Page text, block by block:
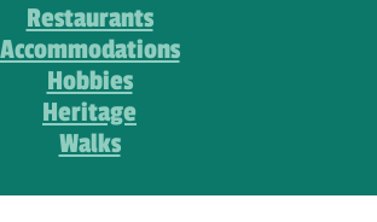
Restaurants
Accommodations
Hobbies
Heritage
Walks